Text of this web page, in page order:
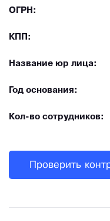
ОГРН:
КПП:
Название юр лица:
Год основания:
Кол-во сотрудников:
Проверить